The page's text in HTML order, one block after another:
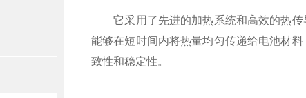
它采用了先进的加热系统和高效的热传
能够在短时间内将热量均匀传递给电池材
致性和稳定性。